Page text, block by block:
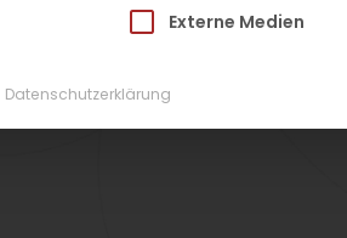
erteilt werden
Externe Medien
Datenschutzerklärung